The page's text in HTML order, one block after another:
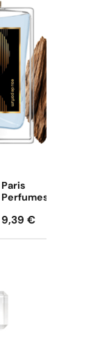
Paris
Perfumes
9,39€